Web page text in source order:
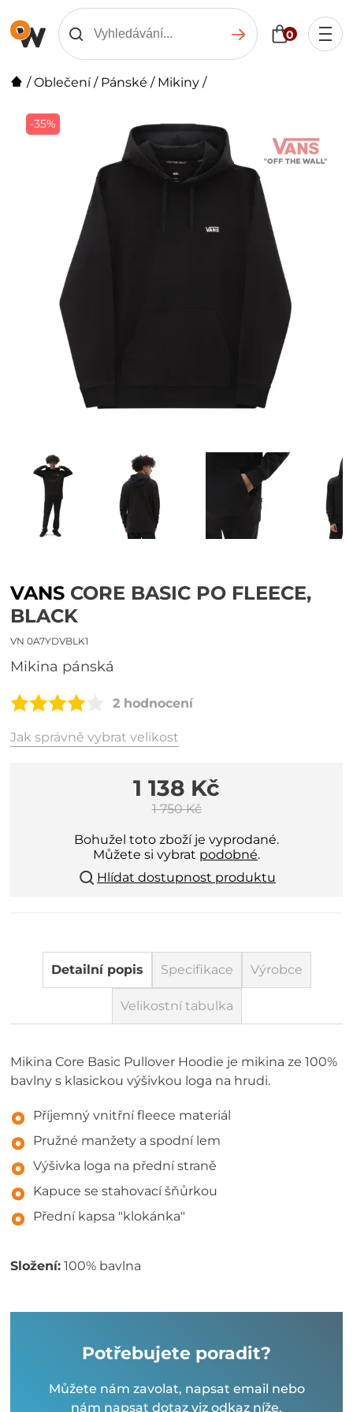
0
/Oblečení/ Pánské / Mikiny /
-35%
VANS CORE BASIC PO FLEECE,
BLACK
VN 0A7YDVBLK1
mikina pánská
2 hodnocení
Jak správně vybrat velikost
1 138 Kč
1 750 Kč
Bohužel toto zboží je vyprodané.
Můžete si vybrat podobné.
Hlídat dostupnost produktu
Detailní popis Specifikace Výrobce
Velikostní tabulka
Mikina Core Basic Pullover Hoodie je mikina ze 100%
bavlny s klasickou výšivkou loga na hrudi.
Příjemný vnitřní fleece materiál
Pružné manžety a spodní lem
Výšivka loga na přední straně
Kapuce se stahovací šňůrkou
Přední kapsa "klokánka"
Složení: 100% bavlna
Potřebujete poradit?
Můžete nám zavolat, napsat email nebo
nám napsat dotaz viz odkaz níže.